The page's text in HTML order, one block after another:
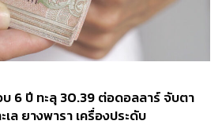
6 ปี ทะลุ 30.39 ต่อดอลลาร์ จับตา
ล ยางพารา เครื่องประดับ